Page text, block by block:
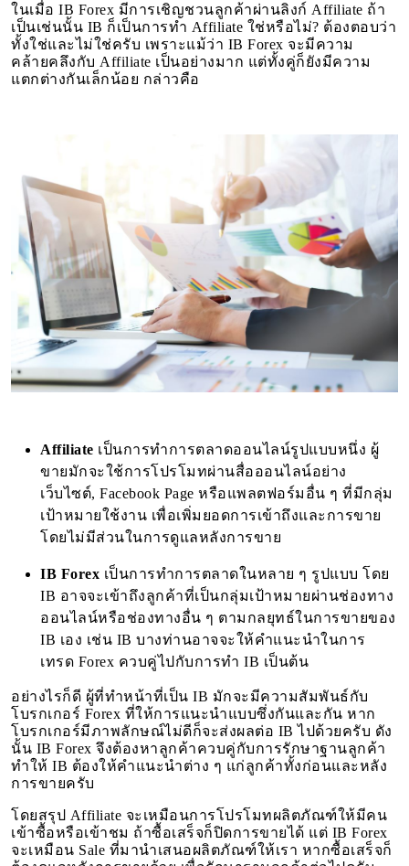
ในเมื่อ IB Forex มีการเชิญชวนลูกค้าผ่านลิงก์ Affiliate ถ้า
เป็นเช่นนั้น IB ก็เป็นการทำ Affiliate ใช่หรือไม่? ต้องตอบว่า
ทั้งใช่และไม่ใช่ครับ เพราะแม้ว่า IB Forex จะมีความ
คล้ายคลึงกับ Affiliate เป็นอย่างมาก แต่ทั้งคู่ก็ยังมีความ
แตกต่างกันเล็กน้อย กล่าวคือ
Affiliate เป็นการทำการตลาดออนไลน์รูปแบบหนึ่ง ผู้
ขายมักจะใช้การโปรโมทผ่านสื่อออนไลน์อย่าง
เว็บไซต์, Facebook Page หรือแพลตฟอร์มอื่น ๆ ที่มีกลุ่ม
เป้าหมายใช้งาน เพื่อเพิ่มยอดการเข้าถึงและการขาย
โดยไม่มีส่วนในการดูแลหลังการขาย
IB Forex เป็นการทำการตลาดในหลาย ๆ รูปแบบ โดย
IB อาจจะเข้าถึงลูกค้าที่เป็นกลุ่มเป้าหมายผ่านช่องทาง
ออนไลน์หรือช่องทางอื่น ๆ ตามกลยุทธ์ในการขายของ
IB เอง เช่น IB บางท่านอาจจะให้คำแนะนำในการ
เทรด Forex ควบคู่ไปกับการทำ IB เป็นต้น
อย่างไรก็ดี ผู้ที่ทำหน้าที่เป็น IB มักจะมีความสัมพันธ์กับ
โบรกเกอร์ Forex ที่ให้การแนะนำแบบซึ่งกันและกัน หาก
โบรกเกอร์มีภาพลักษณ์ไม่ดีก็จะส่งผลต่อ IB ไปด้วยครับ ดัง
นั้น IB Forex จึงต้องหาลูกค้าควบคู่กับการรักษาฐานลูกค้า
ทำให้ IB ต้องให้คำแนะนำต่าง ๆ แก่ลูกค้าทั้งก่อนและหลัง
การขายครับ
โดยสรุป Affiliate จะเหมือนการโปรโมทผลิตภัณฑ์ให้มีคน
เข้าซื้อหรือเข้าชม ถ้าซื้อเสร็จก็ปิดการขายได้ แต่ IB Forex
จะเหมือน Sale ที่มานำเสนอผลิตภัณฑ์ให้เรา หากซื้อเสร็จก็